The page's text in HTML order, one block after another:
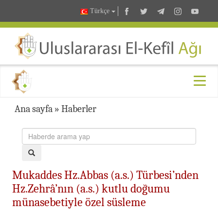
Türkçe
Ana sayfa » Haberler
Mukaddes Hz.Abbas (a.s.) Türbesi’nden
Hz.Zehrâ’nın (a.s.) kutlu doğumu
münasebetiyle özel süsleme